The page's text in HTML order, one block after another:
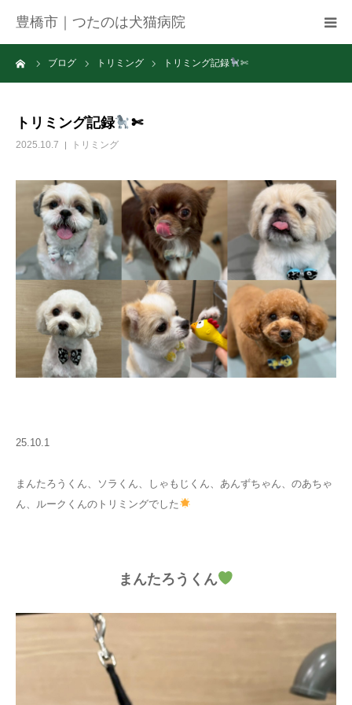
豊橋市｜つたのは犬猫病院
ブログ トリミング トリミング記録 ✄
トリミング記録 ✄
2025.10.7 トリミング
25.10.1
まんたろうくん、ソラくん、しゃもじくん、あんずちゃん、のあちゃ
ん、ルークくんのトリミングでした
まんたろうくん
病院紹介
お知らせ
ブログ
お問い合わせ